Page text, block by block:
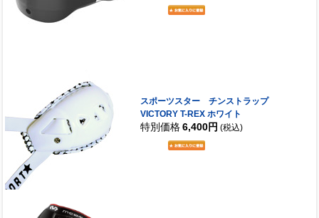
スポーツスター チンストラップ
VICTORY T-REX ホワイト
特別価格 6,400円 (税込)